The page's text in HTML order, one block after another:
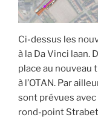
Ci-dessus les
à la Da Vinci laan.
place au nouveau
à l’OTAN. Par
sont prévues
rond-point